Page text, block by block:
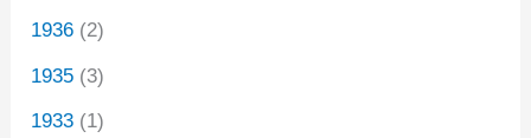
1936 (2)
1935 (3)
1933 (1)